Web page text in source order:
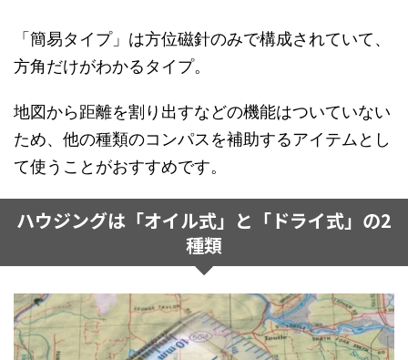
「簡易タイプ」は方位磁針のみで構成されていて、
方角だけがわかるタイプ。
地図から距離を割り出すなどの機能はついていない
ため、他の種類のコンパスを補助するアイテムとし
て使うことがおすすめです。
ハウジングは「オイル式」と「ドライ式」の2
種類